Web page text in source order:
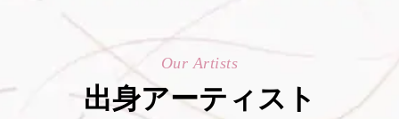
Our Artists
出身アーティスト